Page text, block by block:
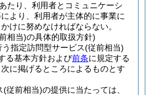
たり、利用者とコミュニケーシ
より、利用者が主体的に事業に
けに努めなければならない。
相当)の具体的取扱方針)
指定訪問型サービス(従前相当)
る基本方針および前条に規定する
に掲げるところによるものとす
(従前相当)の提供に当たっては、